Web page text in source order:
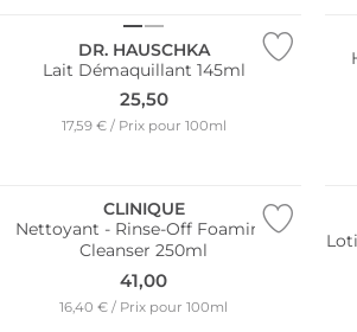
DR. HAUSCHKA
Lait Démaquillant 145ml
25,50
17,59 € / Prix pour 100ml
CLINIQUE
Nettoyant - Rinse-Off Foaming
Cleanser 250ml
41,00
16,40 € / Prix pour 100ml